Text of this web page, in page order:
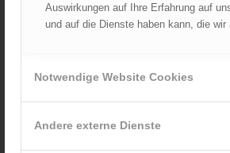
Auswirkungen auf Ihre Erfahrung auf
und auf die Dienste haben kann, die wir
Notwendige Website Cookies
Andere externe Dienste